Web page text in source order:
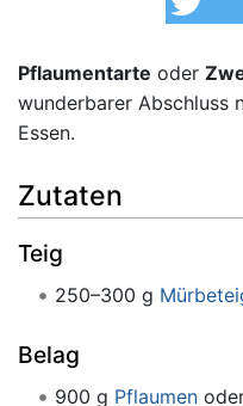
Pflaumentarte oder
wunderbarer Abschluss
Essen.
Zutaten
Teig
250–300 g
Belag
900 g Pflaumen